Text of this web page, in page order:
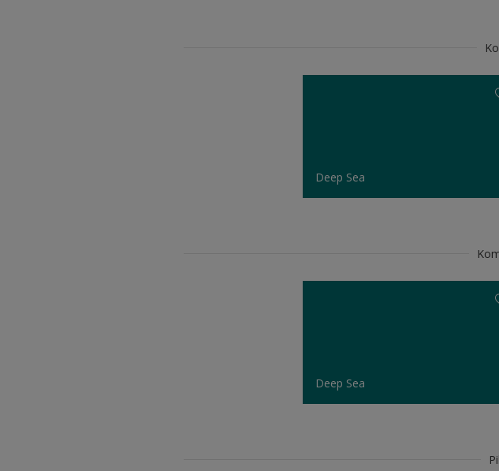
Deep Sea
Deep Sea